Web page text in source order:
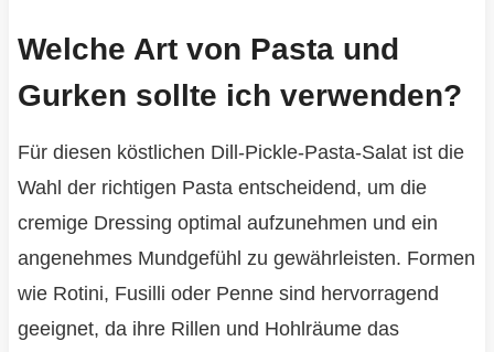
Welche Art von Pasta und
Gurken sollte ich verwenden?
Für diesen köstlichen Dill-Pickle-Pasta-Salat ist die
Wahl der richtigen Pasta entscheidend, um die
cremige Dressing optimal aufzunehmen und ein
angenehmes Mundgefühl zu gewährleisten. Formen
wie Rotini, Fusilli oder Penne sind hervorragend
geeignet, da ihre Rillen und Hohlräume das